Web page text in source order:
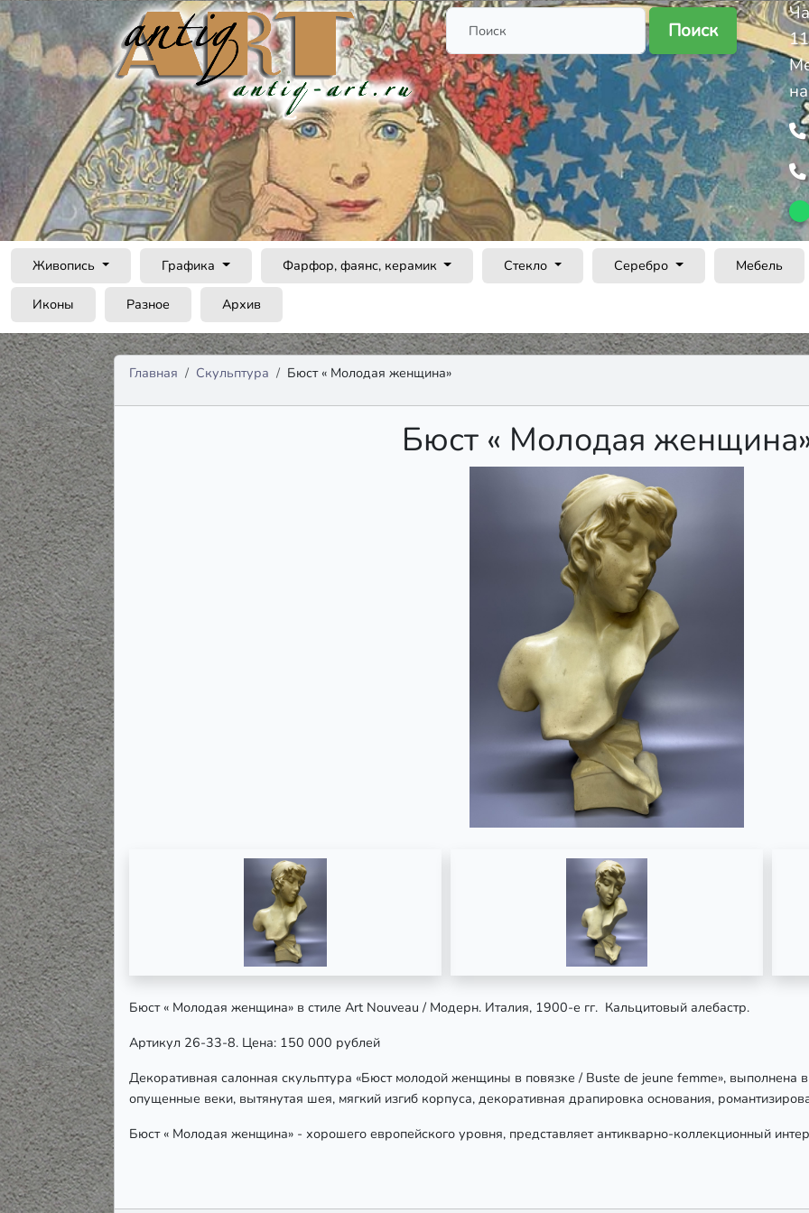
Поиск
Живопись Графика Фарфор, фаянс, керамик Стекло Серебро Мебель
Иконы Разное Архив
Главная Скульптура Бюст « Молодая женщина»
Бюст « Молодая
Бюст « Молодая женщина» в стиле Art Nouveau / Модерн. Италия, 1900-е гг. Кальцитовый алебастр.
Артикул 26-33-8. Цена: 150 000 рублей
Декоративная салонная скульптура «Бюст молодой женщины в повязке / Buste de jeune femme», выполнена
опущенные веки, вытянутая шея, мягкий изгиб корпуса, декоративная драпировка основания,
Бюст « Молодая женщина» - хорошего европейского уровня, представляет антикварно-коллекционный